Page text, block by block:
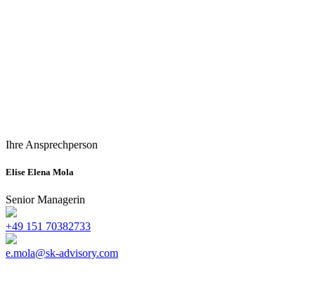
Ihre Ansprechperson
Elise Elena Mola
Senior Managerin
+49 151 70382733
e.mola@sk-advisory.com